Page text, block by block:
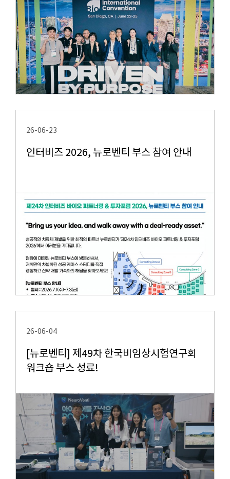
26-06-23
인터비즈 2026, 뉴로벤티 부스 참여 안내
26-06-04
[뉴로벤티] 제49차 한국비임상시험연구회
워크숍 부스 성료!